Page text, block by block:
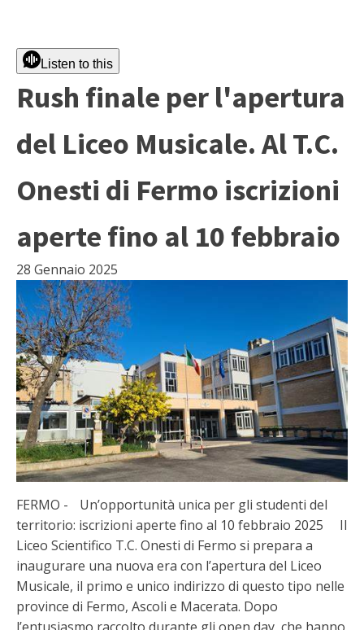
Listen to this
Rush finale per l'apertura
del Liceo Musicale. Al T.C.
Onesti di Fermo iscrizioni
aperte fino al 10 febbraio
28 Gennaio 2025
FERMO - Un’opportunità unica per gli studenti del
territorio: iscrizioni aperte fino al 10 febbraio 2025 Il
Liceo Scientifico T.C. Onesti di Fermo si prepara a
inaugurare una nuova era con l’apertura del Liceo
Musicale, il primo e unico indirizzo di questo tipo nelle
province di Fermo, Ascoli e Macerata. Dopo